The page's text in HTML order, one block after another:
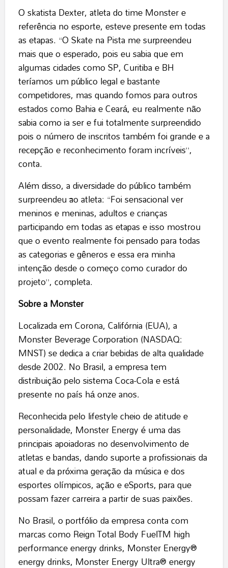
O skatista Dexter, atleta do time Monster e
referência no esporte, esteve presente em todas
as etapas. “O Skate na Pista me surpreendeu
mais que o esperado, pois eu sabia que em
algumas cidades como SP, Curitiba e BH
teríamos um público legal e bastante
competidores, mas quando fomos para outros
estados como Bahia e Ceará, eu realmente não
sabia como ia ser e fui totalmente surpreendido
pois o número de inscritos também foi grande e a
recepção e reconhecimento foram incríveis”,
conta.
Além disso, a diversidade do público também
surpreendeuao atleta: “Foi sensacional ver
meninos e meninas, adultos e crianças
participando em todas as etapas e isso mostrou
que o evento realmente foi pensado para todas
as categorias e gêneros e essa era minha
intenção desde o começo como curador do
projeto”, completa.
Sobre a Monster
Localizada em Corona, Califórnia (EUA), a
Monster Beverage Corporation (NASDAQ:
MNST) se dedica a criar bebidas de alta qualidade
desde 2002. No Brasil, a empresa tem
distribuição pelo sistema Coca-Cola e está
presente no país há onze anos.
Reconhecida pelo lifestyle cheio de atitude e
personalidade, Monster Energy é uma das
principais apoiadoras no desenvolvimento de
atletas e bandas, dando suporte a profissionais da
atual e da próxima geração da música e dos
esportes olímpicos, ação e eSports, para que
possam fazer carreira a partir de suas paixões.
No Brasil, o portfólio da empresa conta com
marcas como Reign Total Body FuelTM high
performance energy drinks, Monster Energy®️
energy drinks, Monster Energy Ultra®️ energy